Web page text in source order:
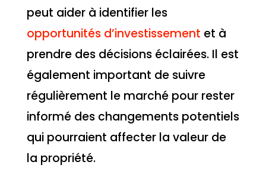
peut aider à identifier les
opportunités d’investissement et à
prendre des décisions éclairées. Il est
également important de suivre
régulièrement le marché pour rester
informé des changements potentiels
qui pourraient affecter la valeur de
la propriété.